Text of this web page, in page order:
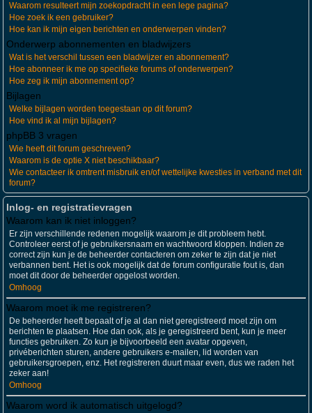
Waarom resulteert mijn zoekopdracht in een lege pagina?
Hoe zoek ik een gebruiker?
Hoe kan ik mijn eigen berichten en onderwerpen vinden?
Onderwerp abonnementen en bladwijzers
Wat is het verschil tussen een bladwijzer en abonnement?
Hoe abonneer ik me op specifieke forums of onderwerpen?
Hoe zeg ik mijn abonnement op?
Bijlagen
Welke bijlagen worden toegestaan op dit forum?
Hoe vind ik al mijn bijlagen?
phpBB 3 vragen
Wie heeft dit forum geschreven?
Waarom is de optie X niet beschikbaar?
Wie contacteer ik omtrent misbruik en/of wettelijke kwesties in verband met dit
forum?
Inlog- en registratievragen
Waarom kan ik niet inloggen?
Er zijn verschillende redenen mogelijk waarom je dit probleem hebt.
Controleer eerst of je gebruikersnaam en wachtwoord kloppen. Indien ze
correct zijn kun je de beheerder contacteren om zeker te zijn dat je niet
verbannen bent. Het is ook mogelijk dat de forum configuratie fout is, dan
moet dit door de beheerder opgelost worden.
Omhoog
Waarom moet ik me registreren?
De beheerder heeft bepaalt of je al dan niet geregistreerd moet zijn om
berichten te plaatsen. Hoe dan ook, als je geregistreerd bent, kun je meer
functies gebruiken. Zo kun je bijvoorbeeld een avatar opgeven,
privéberichten sturen, andere gebruikers e-mailen, lid worden van
gebruikersgroepen, enz. Het registreren duurt maar even, dus we raden het
zeker aan!
Omhoog
Waarom word ik automatisch uitgelogd?